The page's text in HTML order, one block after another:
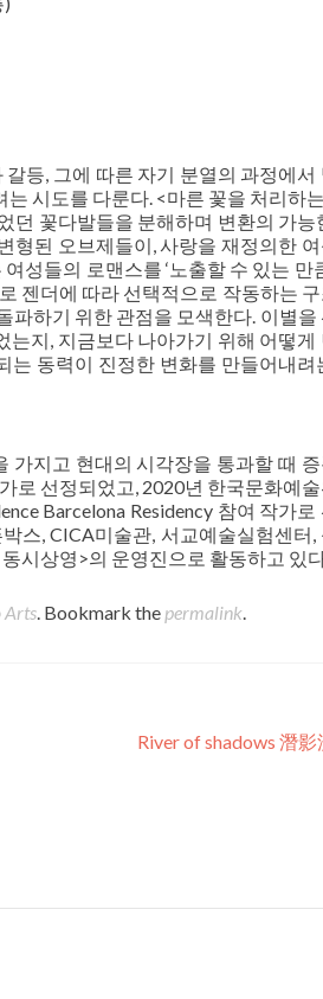
등, 그에 따른 자기 분열의 과정에서
시도를 다룬다. <마른 꽃을 처리하
던 꽃다발들을 분해하며 변환의 가능
형된 오브제들이, 사랑을 재정의한
성들의 로맨스를 ‘노출할 수 있는 만
젠더에 따라 선택적으로 작동하는
파하기 위한 관점을 모색한다. 이별을
지, 지금보다 나아가기 위해 어떻게
는 동력이 진정한 변화를 만들어내려
가지고 현대의 시각장을 통과할 때
로 선정되었고, 2020년 한국문화예
Barcelona Residency 참여 작가로
스, CICA미술관, 서교예술실험센터,
시상영>의 운영진으로 활동하고 있
Arts. Bookmark the permalink.
River of shadows 潛影